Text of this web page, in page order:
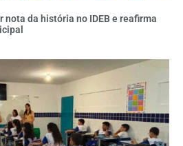
nota da história no IDEB e reafirma